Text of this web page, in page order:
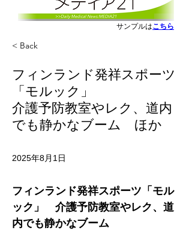
サンプルはこちら
< Back
フィンランド発祥スポーツ
「モルック」
介護予防教室やレク、道内
でも静かなブーム ほか
2025年8月1日
フィンランド発祥スポーツ「モル
ック」　介護予防教室やレク、道
内でも静かなブーム